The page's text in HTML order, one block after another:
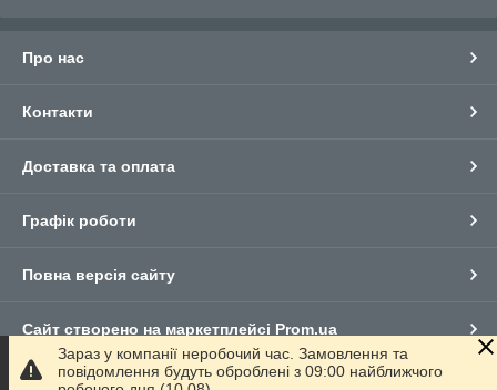
Про нас
Контакти
Доставка та оплата
Графік роботи
Повна версія сайту
Сайт створено на маркетплейсі Prom.ua
Політика конфіденційності
Зараз у компанії неробочий час. Замовлення та
повідомлення будуть оброблені з 09:00 найближчого